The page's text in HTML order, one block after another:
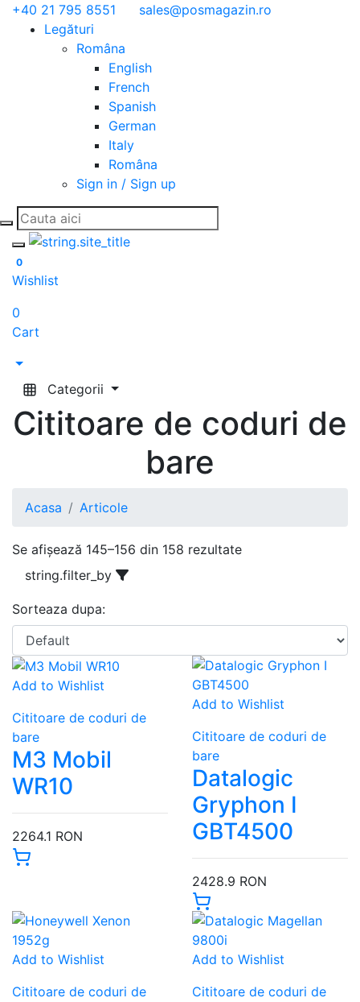
+40 21 795 8551
sales@posmagazin.ro
Legături
Româna
English
French
Spanish
German
Italy
Româna
Sign in / Sign up
Toggle mobile menu
0
Wishlist
0
Cart
Categorii
Cititoare de coduri de
bare
Acasa Articole
Se afișează 145–156 din 158 rezultate
string.filter_by
Sorteaza dupa:
Add to Wishlist
Cititoare de coduri de
bare
M3 Mobil
WR10
2264.1 RON
Add to Wishlist
Cititoare de coduri de
bare
Datalogic
Gryphon I
GBT4500
2428.9 RON
Add to Wishlist
Cititoare de coduri de
Add to Wishlist
Cititoare de coduri de